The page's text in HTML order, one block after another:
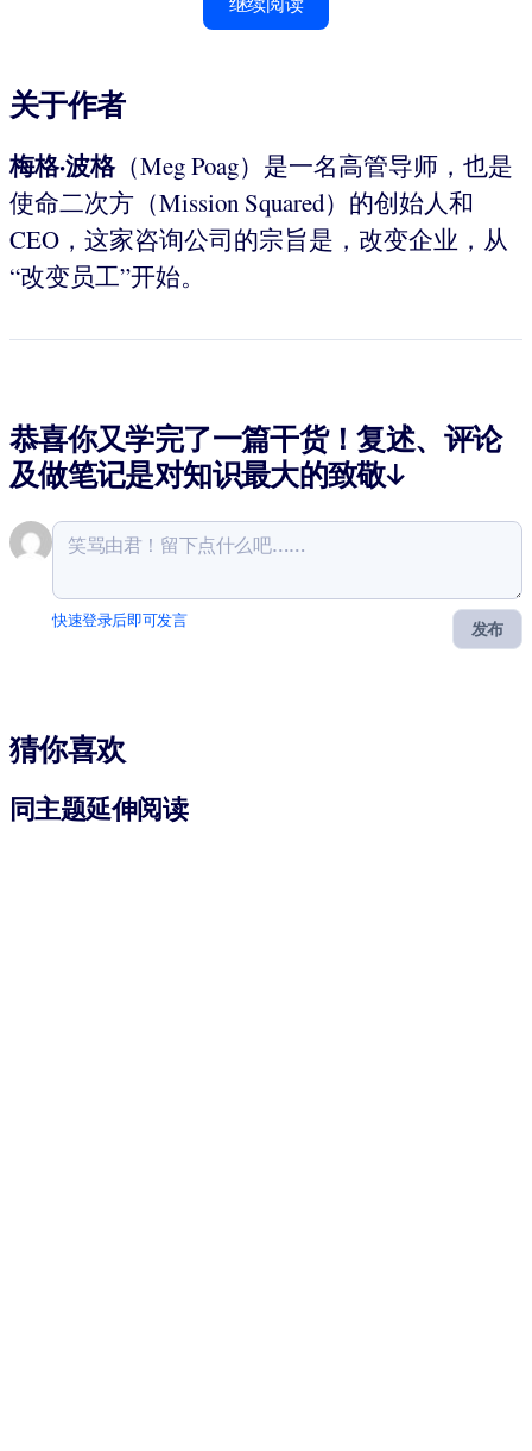
关于作者
梅格·波格（Meg Poag）是一名高管导师，也是
使命二次方（Mission Squared）的创始人和
CEO，这家咨询公司的宗旨是，改变企业，从
“改变员工”开始。
恭喜你又学完了一篇干货！复述、评论
及做笔记是对知识最大的致敬↓
发布
快速登录后即可发言
猜你喜欢
同主题延伸阅读